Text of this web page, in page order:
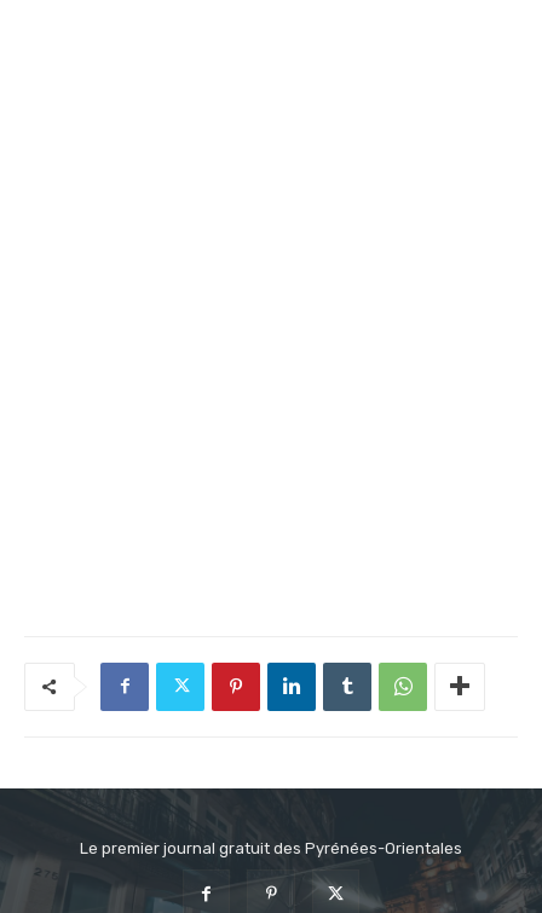
Le premier journal gratuit des Pyrénées-Orientales